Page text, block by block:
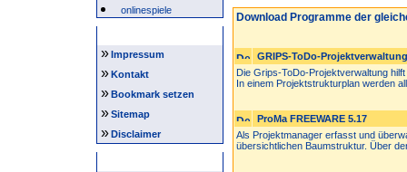
onlinespiele
»Impressum
»Kontakt
»Bookmark setzen
»Sitemap
»Disclaimer
Download Programme der
GRIPS-ToDo-
Die Grips-ToDo-Projektverwaltung
In einem Projektstrukturplan werden
ProMa FREEWARE 5.17
Als Projektmanager erfasst und
übersichtlichen Baumstruktur. Über